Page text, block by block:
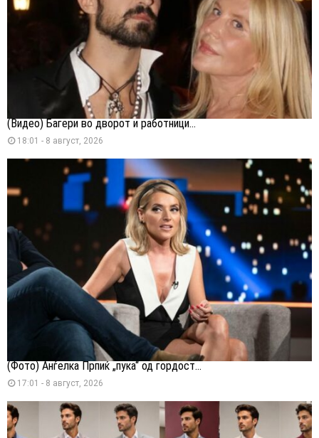
(Видео) Багери во дворот и работници...
18:01 - 8 август, 2026
(Фото) Анѓелка Прпиќ „пука“ од гордост...
17:01 - 8 август, 2026